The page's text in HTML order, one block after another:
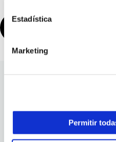
Estadística
Marketing
Permitir
¿POR QUÉ
Todos losservicios de